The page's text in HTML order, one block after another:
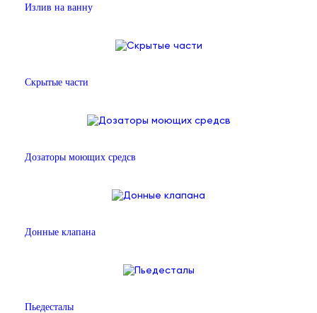
Излив на ванну
Скрытые части
Дозаторы моющих средсв
Донные клапана
Пьедесталы